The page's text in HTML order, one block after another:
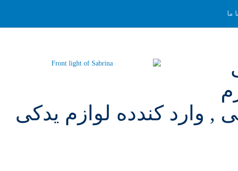
ما
وارد کندده لوازم یدکی